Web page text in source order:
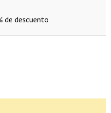
de descuento